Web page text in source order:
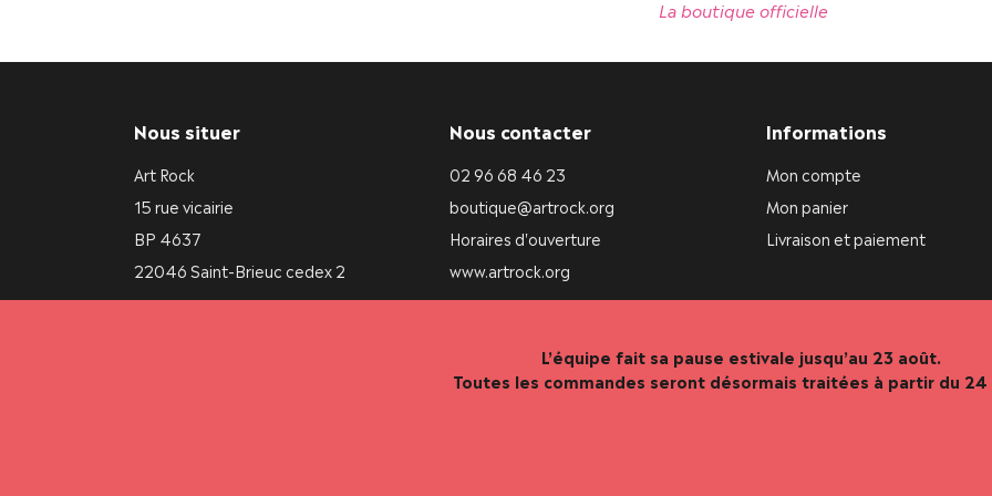
L’équipe fait sa pause estivale jusqu’au 23 août.
Toutes les commandes seront désormais traitées à partir du
La boutique officielle
Nous situer
Art Rock
15 rue vicairie
BP 4637
22046 Saint-Brieuc cedex 2
Nous contacter
02 96 68 46 23
boutique@artrock.org
Horaires d'ouverture
www.artrock.org
Informations
Mon compte
Mon panier
Livraison et paiement